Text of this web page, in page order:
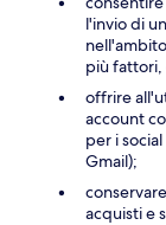
l'invio di
più fattori,
offrire
account
per i
Gmail);
acquisti e